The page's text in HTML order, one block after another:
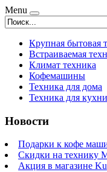
Menu
Крупная бытовая
Встраиваемая
Климат техника
Кофемашины
Техника для дома
Техника для кухни
Новости
Подарки к кофе
Скидки на технику
Акция в магазине